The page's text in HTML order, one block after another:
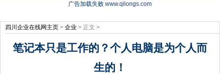
广告加载失败 www.qilongs.com
四川企业在线网主页 > 企业 > 正文 >
笔记本只是工作的？个人电脑是为个人而
生的！